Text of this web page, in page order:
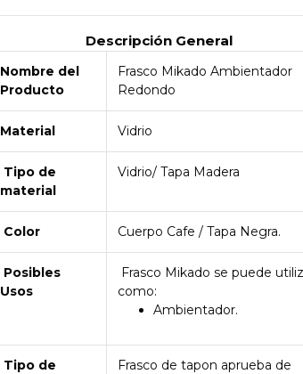
Descripción General
Nombre del
Producto
Frasco Mikado Ambientador
Redondo
Material Vidrio
Tipo de
material
Vidrio/ Tapa Madera
Color Cuerpo Cafe / Tapa Negra.
Posibles
Usos
Frasco Mikado se puede
como:
Ambientador.
Tipo de
Frasco de tapon aprueba de